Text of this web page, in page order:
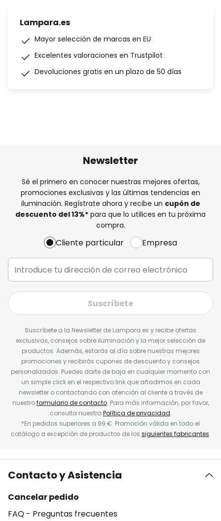
Lampara.es
Mayor selección de marcas en EU
Excelentes valoraciones en Trustpilot
Devoluciones gratis en un plazo de 50 días
Newsletter
Sé el primero en conocer nuestras mejores ofertas,
promociones exclusivas y las últimas tendencias en
iluminación. Regístrate ahora y recibe un cupón de
descuento del13%* para que lo utilices en tu próxima
compra.
Cliente particular Empresa
Suscríbete
Suscríbete a la Newsletter de Lampara.es y recibe ofertas
exclusivas, consejos sobre iluminación y la mejor selección de
productos. Además, estarás al día sobre nuestras mejores
promociones y recibirás cupones de descuento y consejos
personalizados. Puedes darte de baja en cualquier momento con
un simple click en el respectivo link que añadimos en cada
newsletter o contactando con atención al cliente a través de
nuestroformulario de contacto. Para más información, por favor,
consulta nuestra Política de privacidad.
*En pedidos superiores a 99 €. Promoción válida en todo el
catálogo a excepción de productos de los siguientes fabricantes.
Contacto y Asistencia
Cancelar pedido
FAQ - Preguntas frecuentes